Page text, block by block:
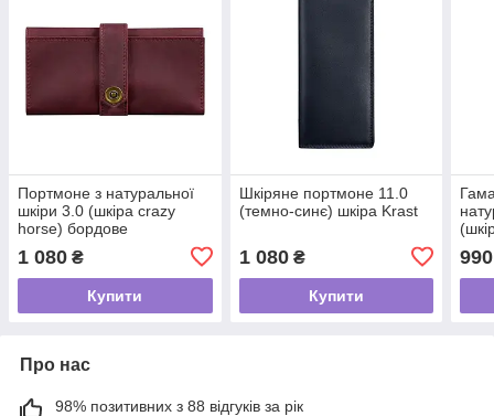
Портмоне з натуральної
шкіри 3.0 (шкіра crazy
horse) бордове
1 080 ₴
Купити
Шкіряне портмоне 11.0
(темно-синє) шкіра Krast
1 080₴
Купити
990
Про нас
98% позитивних з 88 відгуків за рік